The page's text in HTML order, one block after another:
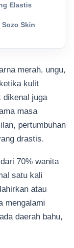
Elastis
Skin
merah, ungu,
kulit
dikenal juga
masa
pertumbuhan
drastis.
70% wanita
satu kali
atau
mengalami
daerah bahu,